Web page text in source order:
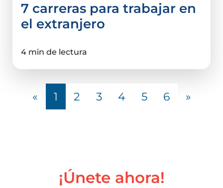
7 carreras para trabajar en
el extranjero
4 min de lectura
« 1 2 3 4 5 6 »
¡Únete ahora!